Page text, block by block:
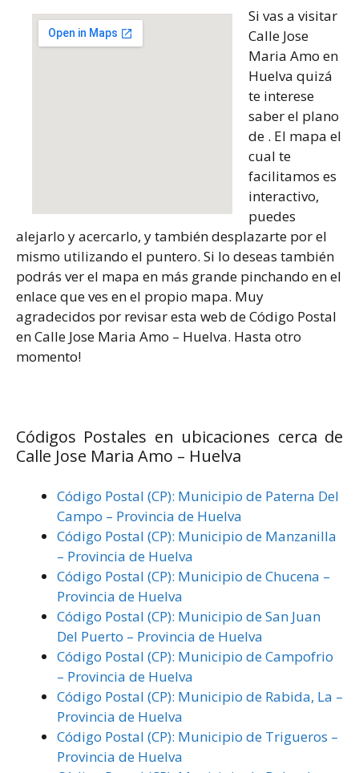
Si vas a visitar
Calle Jose
Maria Amo en
Huelva quizá
te interese
saber el plano
de . El mapa el
cual te
facilitamos es
interactivo,
puedes
alejarlo y acercarlo, y también desplazarte por el
mismo utilizando el puntero. Si lo deseas también
podrás ver el mapa en más grande pinchando en el
enlace que ves en el propio mapa. Muy
agradecidos por revisar esta web de Código Postal
en Calle Jose Maria Amo – Huelva. Hasta otro
momento!
Códigos Postales en ubicaciones cerca de
Calle Jose Maria Amo – Huelva
Código Postal (CP): Municipio de Paterna Del
Campo – Provincia de Huelva
Código Postal (CP): Municipio de Manzanilla
– Provincia de Huelva
Código Postal (CP): Municipio de Chucena –
Provincia de Huelva
Código Postal (CP): Municipio de San Juan
Del Puerto – Provincia de Huelva
Código Postal (CP): Municipio de Campofrio
– Provincia de Huelva
Código Postal (CP): Municipio de Rabida, La –
Provincia de Huelva
Código Postal (CP): Municipio de Trigueros –
Provincia de Huelva